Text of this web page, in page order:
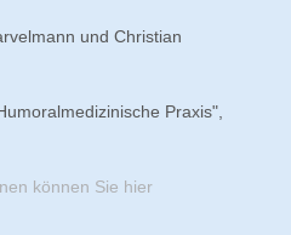
und Christian
Praxis",
können Sie hier